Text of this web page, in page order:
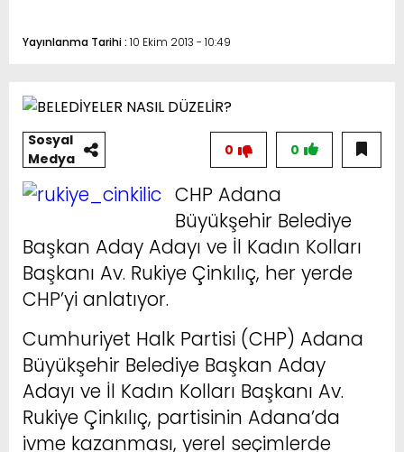
Yayınlanma Tarihi : 10 Ekim 2013 - 10:49
Sosyal
Medya
0
0
CHP Adana
Büyükşehir Belediye
Başkan Aday Adayı ve İl Kadın Kolları
Başkanı Av. Rukiye Çinkılıç, her yerde
CHP’yi anlatıyor.
Cumhuriyet Halk Partisi (CHP) Adana
Büyükşehir Belediye Başkan Aday
Adayı ve İl Kadın Kolları Başkanı Av.
Rukiye Çinkılıç, partisinin Adana’da
ivme kazanması, yerel seçimlerde